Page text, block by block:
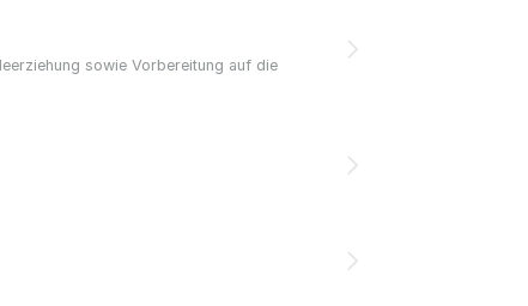
sowie Vorbereitung auf die